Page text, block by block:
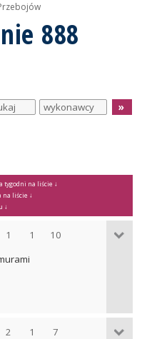
888
tygodni na liście ↓
na liście ↓
↓
1 1 10
2 1 7